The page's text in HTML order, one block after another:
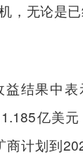
，无论是
结果中
亿美
商计划到